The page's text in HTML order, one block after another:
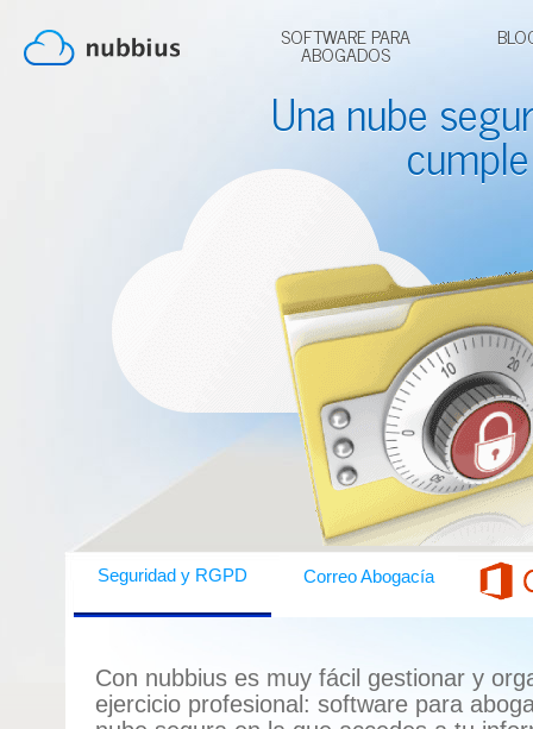
SOFTWARE PARA
ABOGADOS
Una nube
Seguridad y RGPD Correo Abogacía
Con nubbius es muy fácil gestionar y
ejercicio profesional: software para